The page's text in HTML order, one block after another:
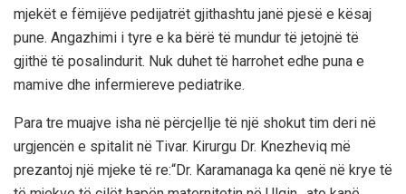
mjekët e fëmijëve pedijatrët gjithashtu janë pjesë e kësaj
pune. Angazhimi i tyre e ka bërë të mundur të jetojnë të
gjithë të posalindurit. Nuk duhet të harrohet edhe puna e
mamive dhe infermiereve pediatrike.
Para tre muajve isha në përcjellje të një shokut tim deri në
urgjencën e spitalit në Tivar. Kirurgu Dr. Knezheviq më
prezantoj një mjeke të re:“Dr. Karamanaga ka qenë në krye të